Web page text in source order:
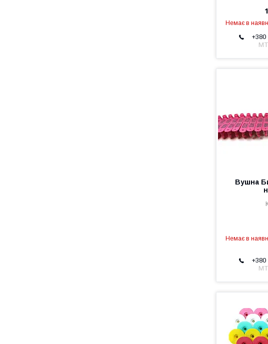
Немає в
+380
Вушна
Немає в
+380